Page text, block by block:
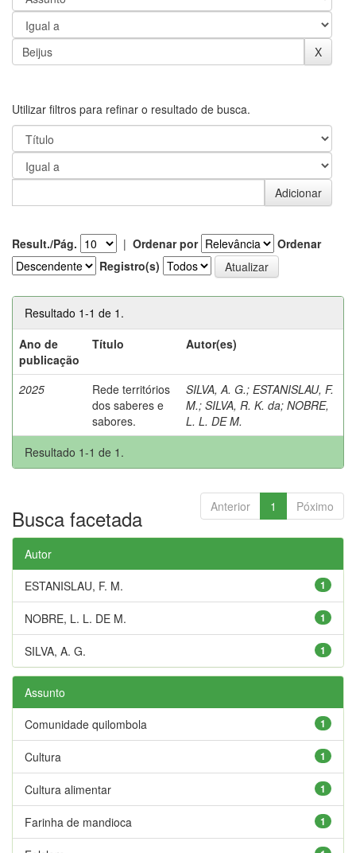
Utilizar filtros para refinar o resultado de busca.
Result./Pág. | Ordenar por
Ordenar
Registro(s)
Resultado 1-1 de 1.
Ano de
publicação
Título Autor(es)
2025
Rede territórios
dos saberes e
sabores.
SILVA, A. G.; ESTANISLAU, F.
M.; SILVA, R. K. da; NOBRE,
L. L. DE M.
Resultado 1-1 de 1.
Anterior 1 Póximo
Busca facetada
Autor
1
ESTANISLAU, F. M.
1
NOBRE, L. L. DE M.
1
SILVA, A. G.
Assunto
1
Comunidade quilombola
1
Cultura
1
Cultura alimentar
1
Farinha de mandioca